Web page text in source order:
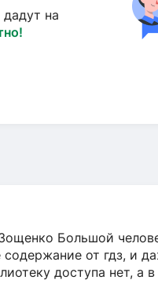
на
Большой
содержание от гдз, и
доступа нет, а